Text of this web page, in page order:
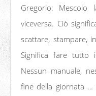
Gregorio:
viceversa. Ciò
scattare, stampare,
Significa fare tutto
Nessun manuale,
fine della giornata